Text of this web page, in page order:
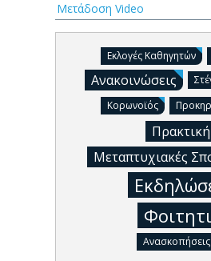
Μετάδοση Video
Εκλογές Καθηγητών
Ανακοινώσεις
Κορωνοϊός
Μεταπτυχιακές